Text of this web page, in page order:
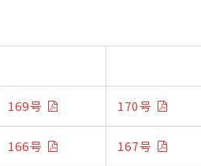
169号 170号
166号 167号